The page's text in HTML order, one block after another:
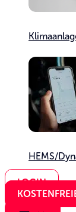
HEMS/
LOGIN